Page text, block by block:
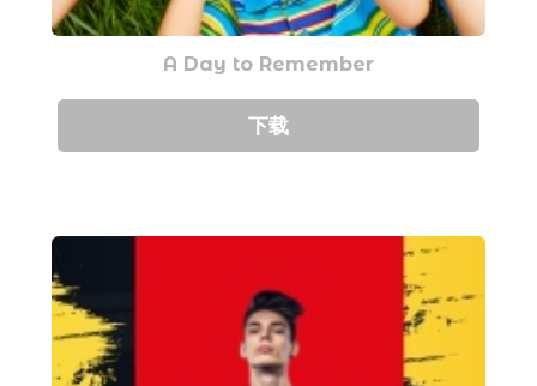
A Day to Remember
下载